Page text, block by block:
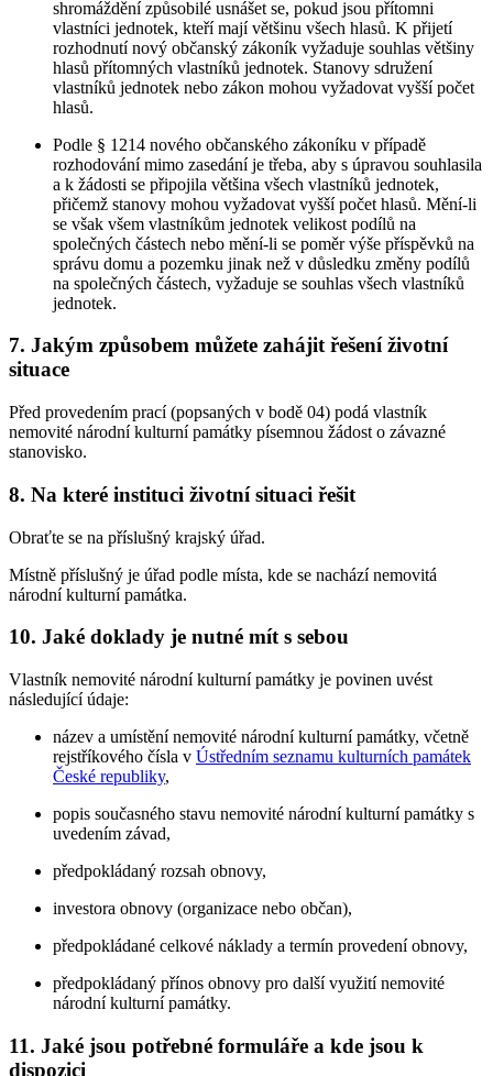
shromáždění způsobilé usnášet se, pokud jsou přítomni
vlastníci jednotek, kteří mají většinu všech hlasů. K přijetí
rozhodnutí nový občanský zákoník vyžaduje souhlas většiny
hlasů přítomných vlastníků jednotek. Stanovy sdružení
vlastníků jednotek nebo zákon mohou vyžadovat vyšší počet
hlasů.
Podle § 1214 nového občanského zákoníku v případě
rozhodování mimo zasedání je třeba, aby s úpravou souhlasila
a k žádosti se připojila většina všech vlastníků jednotek,
přičemž stanovy mohou vyžadovat vyšší počet hlasů. Mění-li
se však všem vlastníkům jednotek velikost podílů na
společných částech nebo mění-li se poměr výše příspěvků na
správu domu a pozemku jinak než v důsledku změny podílů
na společných částech, vyžaduje se souhlas všech vlastníků
jednotek.
7. Jakým způsobem můžete zahájit řešení životní
situace
Před provedením prací (popsaných v bodě 04) podá vlastník
nemovité národní kulturní památky písemnou žádost o závazné
stanovisko.
8. Na které instituci životní situaci řešit
Obraťte se na příslušný krajský úřad.
Místně příslušný je úřad podle místa, kde se nachází nemovitá
národní kulturní památka.
10. Jaké doklady je nutné mít s sebou
Vlastník nemovité národní kulturní památky je povinen uvést
následující údaje:
název a umístění nemovité národní kulturní památky, včetně
rejstříkového čísla v Ústředním seznamu kulturních památek
České republiky,
popis současného stavu nemovité národní kulturní památky s
uvedením závad,
předpokládaný rozsah obnovy,
investora obnovy (organizace nebo občan),
předpokládané celkové náklady a termín provedení obnovy,
předpokládaný přínos obnovy pro další využití nemovité
národní kulturní památky.
11. Jaké jsou potřebné formuláře a kde jsou k
dispozici